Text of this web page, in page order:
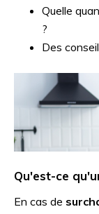
Quelle
?
Des
Qu'est-ce
En cas de